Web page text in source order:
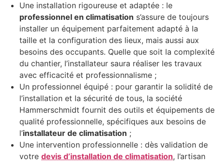
Une installation rigoureuse et adaptée : le
professionnel en climatisation s’assure de toujours
installer un équipement parfaitement adapté à la
taille et la configuration des lieux, mais aussi aux
besoins des occupants. Quelle que soit la complexité
du chantier, l’installateur saura réaliser les travaux
avec efficacité et professionnalisme ;
Un professionnel équipé : pour garantir la solidité de
l’installation et la sécurité de tous, la société
Hammerschmidt fournit des outils et équipements de
qualité professionnelle, spécifiques aux besoins de
l’installateur de climatisation ;
Une intervention professionnelle : dès validation de
votre devis d’installation de climatisation, l’artisan